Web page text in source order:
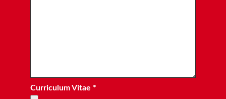
Curriculum Vitae *